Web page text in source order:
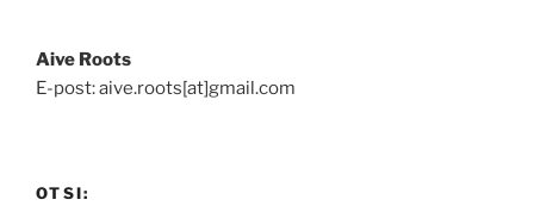
Aive Roots
E-post: aive.roots[at]gmail.com
OTSI: